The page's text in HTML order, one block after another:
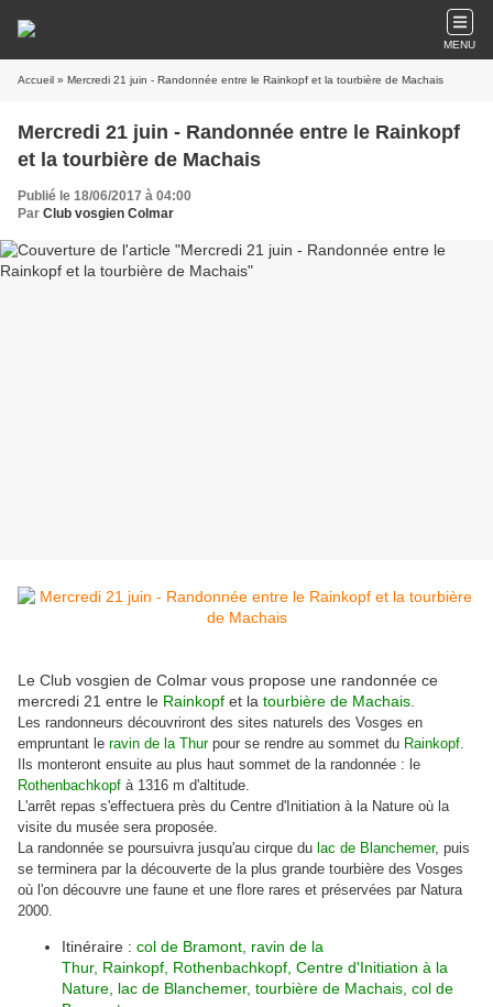
MENU
Accueil » Mercredi 21 juin - Randonnée entre le Rainkopf et la tourbière de Machais
Mercredi 21 juin - Randonnée entre le Rainkopf
et la tourbière de Machais
Publié le 18/06/2017 à 04:00
Par Club vosgien Colmar
Le Club vosgien de Colmar vous propose une randonnée ce
mercredi 21 entre le Rainkopf et la tourbière de Machais
Les randonneurs découvriront des sites naturels des Vosges en
empruntant le ravin de la Thurpour se rendre au sommet du Rainkopf.
Ils monteront ensuite au plus haut sommet de la randonnée : le
Rothenbachkopf à 1316 m d'altitude.
L'arrêt repas s'effectuera près du Centre d'Initiation à la Nature où la
visite du musée sera proposée.
La randonnée se poursuivra jusqu'au cirque du lac de Blanchemer, puis
se terminera par la découverte de la plus grande tourbière des Vosges
où l'on découvre une faune et une flore rares et préservées par Natura
2000.
Itinéraire : col de Bramont, ravin de la
Thur, Rainkopf, Rothenbachkopf, Centre d'Initiation à la
Nature, lac de Blanchemer, tourbière de Machais, col de